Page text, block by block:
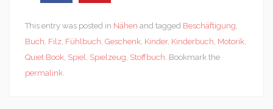
This entry was posted in Nähen and tagged Beschäftigung,
Buch, Filz, Fühlbuch, Geschenk, Kinder, Kinderbuch, Motorik,
Quiet Book, Spiel, Spielzeug, Stoffbuch. Bookmark the
permalink.